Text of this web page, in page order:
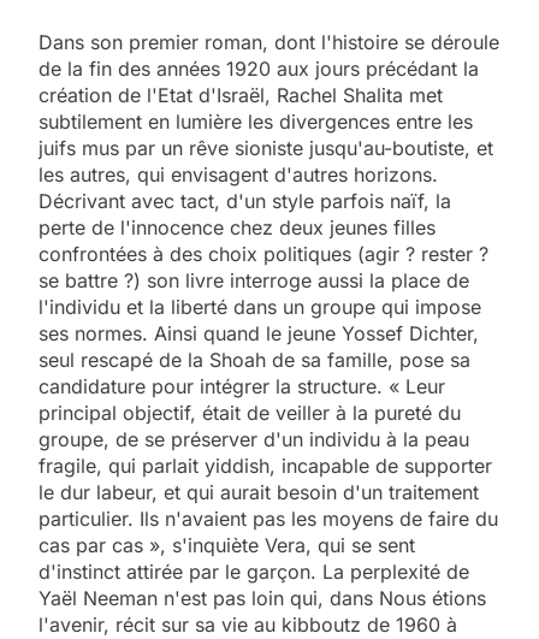
Dans son premier roman, dont l'histoire se déroule
de la fin des années 1920 aux jours précédant la
création de l'Etat d'Israël, Rachel Shalita met
subtilement en lumière les divergences entre les
juifs mus par un rêve sioniste jusqu'au-boutiste, et
les autres, qui envisagent d'autres horizons.
Décrivant avec tact, d'un style parfois naïf, la
perte de l'innocence chez deux jeunes filles
confrontées à des choix politiques (agir ? rester ?
se battre ?) son livre interroge aussi la place de
l'individu et la liberté dans un groupe qui impose
ses normes. Ainsi quand le jeune Yossef Dichter,
seul rescapé de la Shoah de sa famille, pose sa
candidature pour intégrer la structure. « Leur
principal objectif, était de veiller à la pureté du
groupe, de se préserver d'un individu à la peau
fragile, qui parlait yiddish, incapable de supporter
le dur labeur, et qui aurait besoin d'un traitement
particulier. Ils n'avaient pas les moyens de faire du
cas par cas », s'inquiète Vera, qui se sent
d'instinct attirée par le garçon. La perplexité de
Yaël Neeman n'est pas loin qui, dans Nous étions
l'avenir, récit sur sa vie au kibboutz de 1960 à